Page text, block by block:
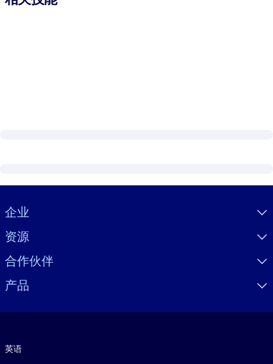
Visually hidden Text
企业
资源
合作伙伴
产品
英语